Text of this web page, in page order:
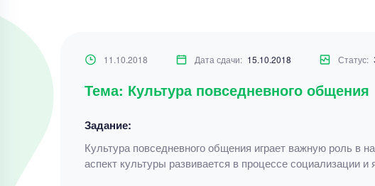
11.10.2018 Дата сдачи: 15.10.2018 Статус:
Тема: Культура повседневного общения
Задание:
Культура повседневного общения играет важную роль
аспект культуры развивается в процессе социализации